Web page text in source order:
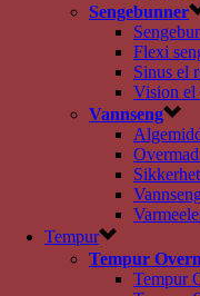
Sengebunner
Flexi
Sinus el
Vision el
Vannseng
Tempur
Tempur
Tempur